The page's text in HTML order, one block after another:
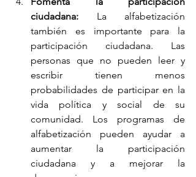
ciudadana: La alfabetización
también es importante para la
participación ciudadana. Las
personas que no pueden leer y
escribir tienen menos
probabilidades de participar en la
vida política y social de su
comunidad. Los programas de
alfabetización pueden ayudar a
aumentar la participación
ciudadana y a mejorar la